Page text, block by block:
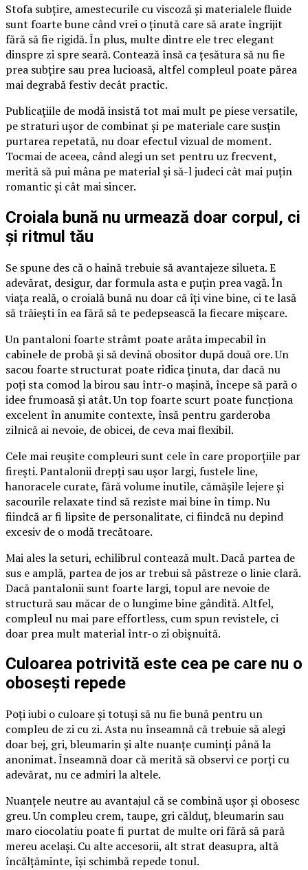
Stofa subțire, amestecurile cu viscoză și materialele fluide
sunt foarte bune când vrei o ținută care să arate îngrijit
fără să fie rigidă. În plus, multe dintre ele trec elegant
dinspre zi spre seară. Contează însă ca țesătura să nu fie
prea subțire sau prea lucioasă, altfel compleul poate părea
mai degrabă festiv decât practic.
Publicațiile de modă insistă tot mai mult pe piese versatile,
pe straturi ușor de combinat și pe materiale care susțin
purtarea repetată, nu doar efectul vizual de moment.
Tocmai de aceea, când alegi un set pentru uz frecvent,
merită să pui mâna pe material și să-l judeci cât mai puțin
romantic și cât mai sincer.
Croiala bună nu urmează doar corpul, ci
și ritmul tău
Se spune des că o haină trebuie să avantajeze silueta. E
adevărat, desigur, dar formula asta e puțin prea vagă. În
viața reală, o croială bună nu doar că îți vine bine, ci te lasă
să trăiești în ea fără să te pedepsească la fiecare mișcare.
Un pantaloni foarte strâmt poate arăta impecabil în
cabinele de probă și să devină obositor după două ore. Un
sacou foarte structurat poate ridica ținuta, dar dacă nu
poți sta comod la birou sau într-o mașină, începe să pară o
idee frumoasă și atât. Un top foarte scurt poate funcționa
excelent în anumite contexte, însă pentru garderoba
zilnică ai nevoie, de obicei, de ceva mai flexibil.
Cele mai reușite compleuri sunt cele în care proporțiile par
firești. Pantalonii drepți sau ușor largi, fustele line,
hanoracele curate, fără volume inutile, cămășile lejere și
sacourile relaxate tind să reziste mai bine în timp. Nu
fiindcă ar fi lipsite de personalitate, ci fiindcă nu depind
excesiv de o modă trecătoare.
Mai ales la seturi, echilibrul contează mult. Dacă partea de
sus e amplă, partea de jos ar trebui să păstreze o linie clară.
Dacă pantalonii sunt foarte largi, topul are nevoie de
structură sau măcar de o lungime bine gândită. Altfel,
compleul nu mai pare effortless, cum spun revistele, ci
doar prea mult material într-o zi obișnuită.
Culoarea potrivită este cea pe care nu o
obosești repede
Poți iubi o culoare și totuși să nu fie bună pentru un
compleu de zi cu zi. Asta nu înseamnă că trebuie să alegi
doar bej, gri, bleumarin și alte nuanțe cuminți până la
anonimat. Înseamnă doar că merită să observi ce porți cu
adevărat, nu ce admiri la altele.
Nuanțele neutre au avantajul că se combină ușor și obosesc
greu. Un compleu crem, taupe, gri călduț, bleumarin sau
maro ciocolatiu poate fi purtat de multe ori fără să pară
mereu același. Cu alte accesorii, alt strat deasupra, altă
încălțăminte, își schimbă repede tonul.